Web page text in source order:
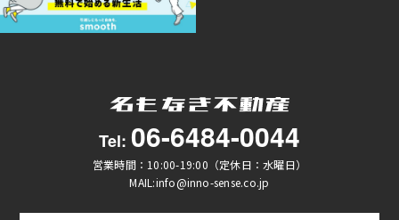
Tel: 06-6484-0044
営業時間：10:00-19:00（定休日：水曜日）
MAIL:info@inno-sense.co.jp